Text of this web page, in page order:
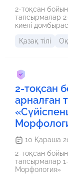
2-тоқсан
тапсырмалар
киелі
Қазақ тілі
2-тоқсан
арналған
10 Қараша
2-тоқсан
тапсырмалар 1-
Морфология»